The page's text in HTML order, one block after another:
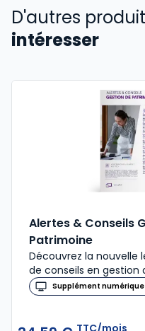
D'autres
intéresser
Alertes & Conseils
Patrimoine
Découvrez la nouvelle
de conseils en gestion
Supplément
TTC/mois